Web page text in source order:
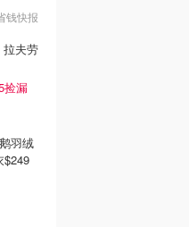
钱快报
拉夫劳
捡漏
羽绒
$249